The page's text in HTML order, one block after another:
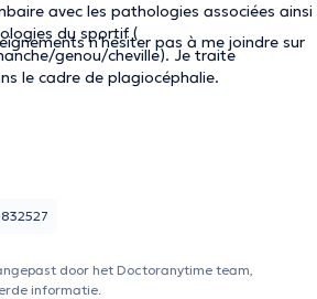
avec les pathologies associées ainsi
du sportif (
genou/cheville). Je traite
le cadre de plagiocéphalie.
n'hésiter pas à me joindre sur
door het Doctoranytime team,
informatie.